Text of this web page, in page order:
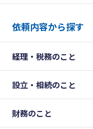
依頼内容から探す
経理・税務のこと
設立・相続のこと
財務のこと